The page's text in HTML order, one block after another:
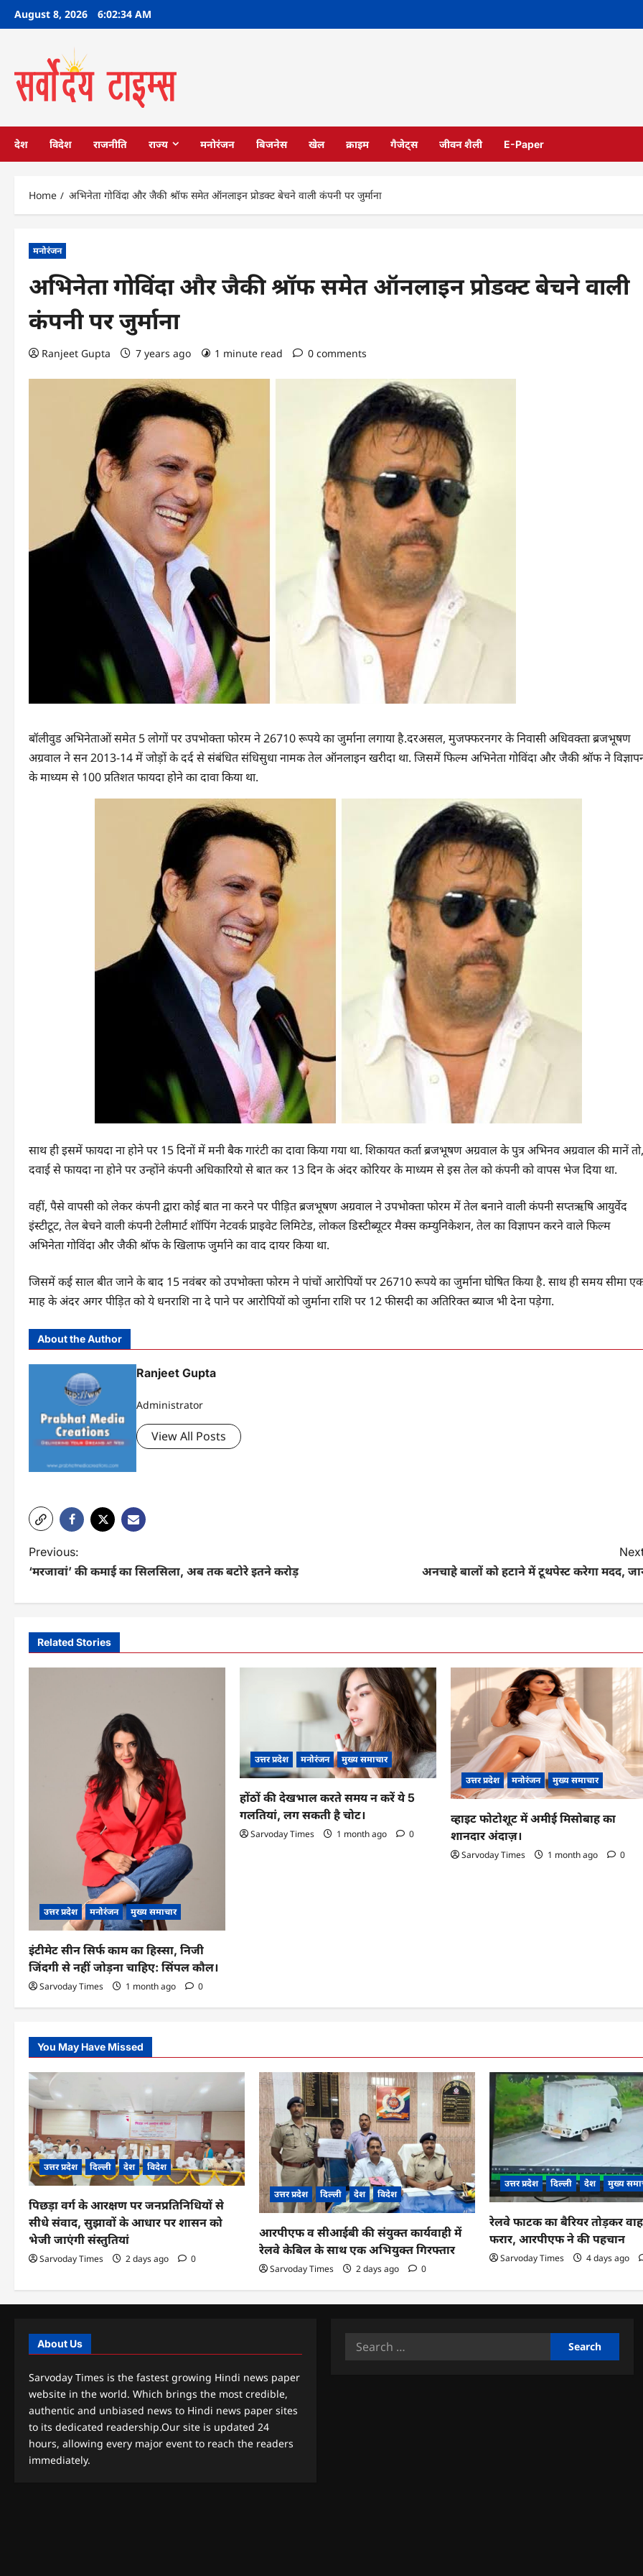
SkipAugust 8, 2026 6:02:35 AM
देश विदेश राजनीति राज्य मनोरंजन बिजनेस खेल क्राइम गैजेट्स जीवन शैली E-Paper
Home अभिनेता गोविंदा और जैकी श्रॉफ समेत ऑनलाइन प्रोडक्ट बेचने वाली कंपनी पर जुर्माना
मनोरंजन
अभिनेता गोविंदा और जैकी श्रॉफ समेत ऑनलाइन प्रोडक्ट बेचने वाली
कंपनी पर जुर्माना
Ranjeet Gupta 7 years ago 1 minute read 0 comments
बॉलीवुड अभिनेताओं समेत 5 लोगों पर उपभोक्ता फोरम ने 26710 रूपये का जुर्माना लगाया है.दरअसल, मुजफ्फरनगर के निवासी अधिवक्ता ब्रजभूषण
अग्रवाल ने सन 2013-14 में जोड़ों के दर्द से संबंधित संधिसुधा नामक तेल ऑनलाइन खरीदा था. जिसमें फिल्म अभिनेता गोविंदा और जैकी श्रॉफ ने
के माध्यम से 100 प्रतिशत फायदा होने का दावा किया था.
साथ ही इसमें फायदा ना होने पर 15 दिनों में मनी बैक गारंटी का दावा किया गया था. शिकायत कर्ता ब्रजभूषण अग्रवाल के पुत्र अभिनव अग्रवाल की मानें तो,
दवाई से फायदा ना होने पर उन्होंने कंपनी अधिकारियो से बात कर 13 दिन के अंदर कोरियर के माध्यम से इस तेल को कंपनी को वापस भेज दिया था.
वहीं, पैसे वापसी को लेकर कंपनी द्वारा कोई बात ना करने पर पीड़ित ब्रजभूषण अग्रवाल ने उपभोक्ता फोरम में तेल बनाने वाली कंपनी सप्तऋषि आयुर्वेद
इंस्टीटूट, तेल बेचने वाली कंपनी टेलीमार्ट शॉपिंग नेटवर्क प्राइवेट लिमिटेड, लोकल डिस्टीब्यूटर मैक्स कम्युनिकेशन, तेल का विज्ञापन करने वाले फिल्म
अभिनेता गोविंदा और जैकी श्रॉफ के खिलाफ जुर्माने का वाद दायर किया था.
जिसमें कई साल बीत जाने के बाद 15 नवंबर को उपभोक्ता फोरम ने पांचों आरोपियों पर 26710 रूपये का जुर्माना घोषित किया है. साथ ही समय सीमा
माह के अंदर अगर पीड़ित को ये धनराशि ना दे पाने पर आरोपियों को जुर्माना राशि पर 12 फीसदी का अतिरिक्त ब्याज भी देना पड़ेगा.
About the Author
Ranjeet Gupta
Administrator
View All Posts
P
o
s
t
n
Previous:
‘मरजावां’ की कमाई का सिलसिला, अब तक बटोरे इतने करोड़
अनचाहे बालों को हटाने में टूथपेस्ट करेगा मदद,
Related Stories
उत्तर प्रदेश मनोरंजन मुख्य समाचार
इंटीमेट सीन सिर्फ काम का हिस्सा, निजी
जिंदगी से नहीं जोड़ना चाहिए: सिंपल कौल।
Sarvoday Times 1 month ago 0
उत्तर प्रदेश मनोरंजन मुख्य समाचार
होंठों की देखभाल करते समय न करें ये 5
गलतियां, लग सकती है चोट।
Sarvoday Times 1 month ago 0
उत्तर प्रदेश मनोरंजन मुख्य समाचार
व्हाइट फोटोशूट में अमीई मिसोबाह का
शानदार अंदाज़।
Sarvoday Times 1 month ago 0
You May Have Missed
उत्तर प्रदेश दिल्ली देश विदेश
पिछड़ा वर्ग के आरक्षण पर जनप्रतिनिधियों से
सीधे संवाद, सुझावों के आधार पर शासन को
भेजी जाएंगी संस्तुतियां
Sarvoday Times 2 days ago 0
उत्तर प्रदेश दिल्ली देश विदेश
आरपीएफ व सीआईबी की संयुक्त कार्यवाही में
रेलवे केबिल के साथ एक अभियुक्त गिरफ्तार
Sarvoday Times 2 days ago 0
उत्तर प्रदेश दिल्ली देश मुख्य
रेलवे फाटक का बैरियर तोड़कर
फरार, आरपीएफ ने की पहचान
Sarvoday Times 4 days ago
About Us
Sarvoday Times is the fastest growing Hindi news paper
website in the world. Which brings the most credible,
authentic and unbiased news to Hindi news paper sites
to its dedicated readership.Our site is updated 24
hours, allowing every major event to reach the readers
immediately.
Search